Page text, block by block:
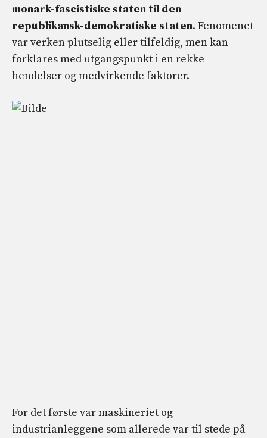
monark-fascistiske staten til den
republikansk-demokratiske staten. Fenomenet
var verken plutselig eller tilfeldig, men kan
forklares med utgangspunkt i en rekke
hendelser og medvirkende faktorer.
For det første var maskineriet og
industrianleggene som allerede var til stede på